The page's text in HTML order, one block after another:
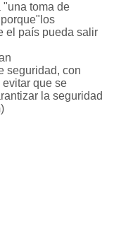
toma de
el país pueda salir
seguridad, con
que se
la seguridad